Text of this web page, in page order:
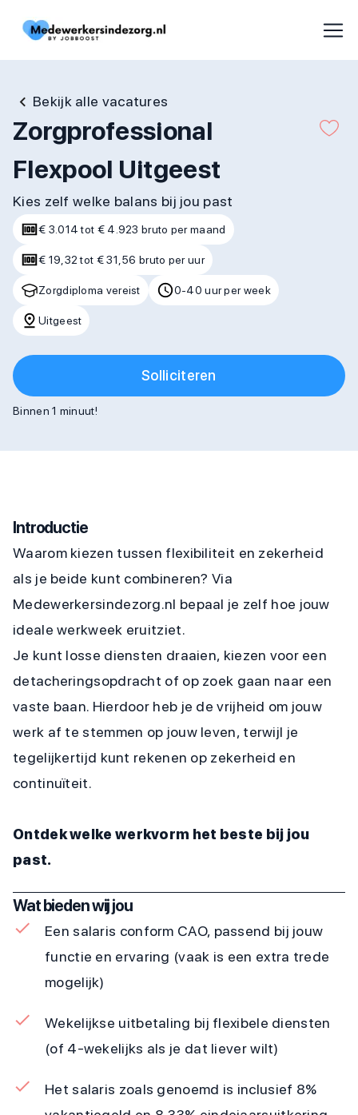
Bekijk alle vacatures
Zorgprofessional
Flexpool Uitgeest
Kies zelf welke balans bij jou past
€ 3.014 tot € 4.923 bruto per maand
€ 19,32 tot € 31,56 bruto per uur
Zorgdiploma vereist 0-40 uur per week
Uitgeest
Solliciteren
Binnen 1 minuut!
Introductie
Waarom kiezen tussen flexibiliteit en zekerheid
als je beide kunt combineren? Via
Medewerkersindezorg.nl bepaal je zelf hoe jouw
ideale werkweek eruitziet.
Je kunt losse diensten draaien, kiezen voor een
detacheringsopdracht of op zoek gaan naar een
vaste baan. Hierdoor heb je de vrijheid om jouw
werk af te stemmen op jouw leven, terwijl je
tegelijkertijd kunt rekenen op zekerheid en
continuïteit.
Ontdek welke werkvorm het beste bij jou
past.
Wat bieden wij jou
Een salaris conform CAO, passend bij jouw
functie en ervaring (vaak is een extra trede
mogelijk)
Wekelijkse uitbetaling bij flexibele diensten
(of 4-wekelijks als je dat liever wilt)
Het salaris zoals genoemd is inclusief 8%